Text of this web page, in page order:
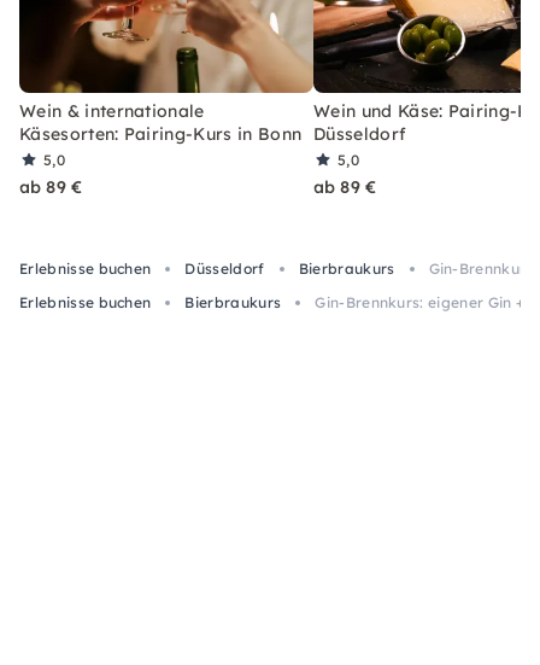
Wein & internationale
Käsesorten: Pairing-Kurs in Bonn
5,0
ab 89 €
Wein und Käse: Pairing-
Düsseldorf
5,0
ab 89 €
Erlebnisse buchen Düsseldorf Bierbraukurs
Gin-
Erlebnisse buchen
Bierbraukurs Gin-Brennkurs: eigener Gin +